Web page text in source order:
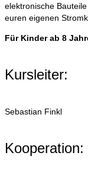
elektronische
euren eigenen
Für Kinder ab 8
Kursleiter:
Sebastian Finkl
Kooperation: